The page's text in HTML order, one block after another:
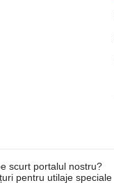
scurt portalul nostru?
pentru utilaje speciale